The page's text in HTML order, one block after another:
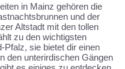
in Mainz gehören die
und der
Altstadt mit den tollen
zu den wichtigsten
Pfalz, sie bietet dir einen
den unterirdischen Gängen